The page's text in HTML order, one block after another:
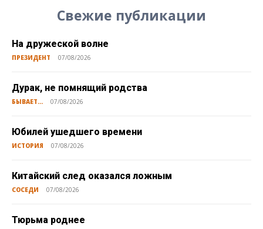
Свежие публикации
На дружеской волне
ПРЕЗИДЕНТ 07/08/2026
Дурак, не помнящий родства
БЫВАЕТ... 07/08/2026
Юбилей ушедшего времени
ИСТОРИЯ 07/08/2026
Китайский след оказался ложным
СОСЕДИ 07/08/2026
Тюрьма роднее